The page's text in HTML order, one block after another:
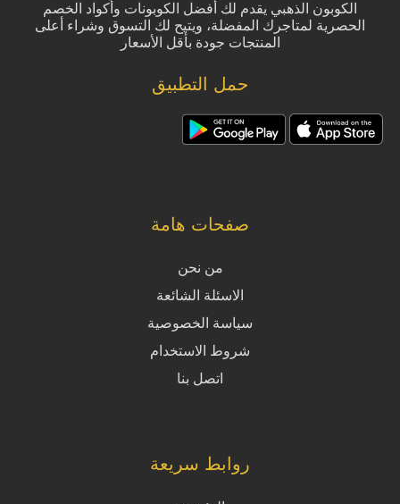
الكوبون الذهبي يقدم لك أفضل الكوبونات وأكواد الخصم
الحصرية لمتاجرك المفضلة، ويتيح لك التسوق وشراء أعلى
المنتجات جودة بأقل الأسعار
حمل التطبيق
صفحات هامة
من نحن
الاسئلة الشائعة
سياسة الخصوصية
شروط الاستخدام
اتصل بنا
روابط سريعة